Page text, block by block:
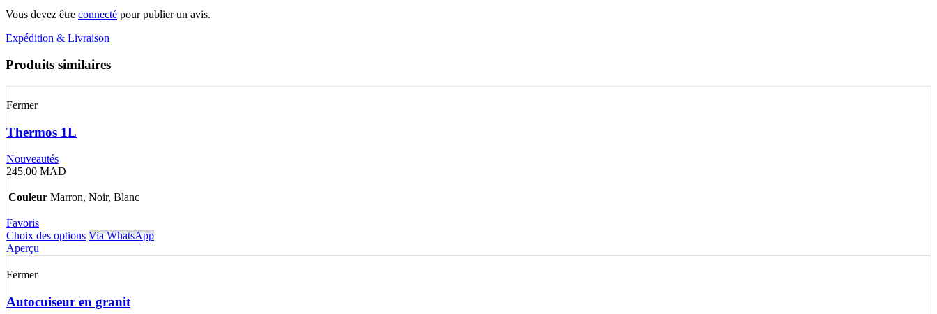
Vous devez être connecté pour publier un avis.
Expédition & Livraison
Produits similaires
Fermer
Thermos 1L
Nouveautés
245.00 MAD
Couleur Marron, Noir, Blanc
Favoris
Choix des options Via WhatsApp
Aperçu
Fermer
Autocuiseur en granit